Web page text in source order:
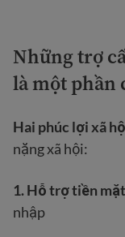
Những trợ
là một phần
Hai phúc lợi xã
nặng xã hội:
1. Hỗ trợ tiền
nhập